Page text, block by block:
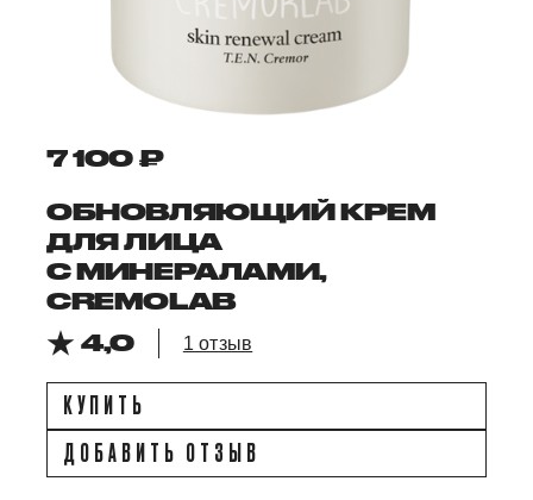
7 100 ₽
ОБНОВЛЯЮЩИЙ КРЕМ
ДЛЯ ЛИЦА
С МИНЕРАЛАМИ,
CREMOLAB
4,0
1 отзыв
КУПИТЬ
ДОБАВИТЬ ОТЗЫВ